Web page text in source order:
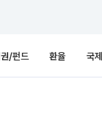
/펀드 환율 국